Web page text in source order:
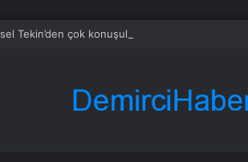
Tekin’den çok konuşulacak sözler: Elimde